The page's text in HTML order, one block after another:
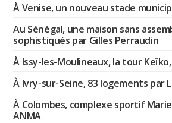
À Venise, un nouveau stade
Au Sénégal, une maison sans
sophistiqués par Gilles Perraudin
À Issy-les-Moulineaux, la tour
À Ivry-sur-Seine, 83 logements par
À Colombes, complexe sportif
ANMA